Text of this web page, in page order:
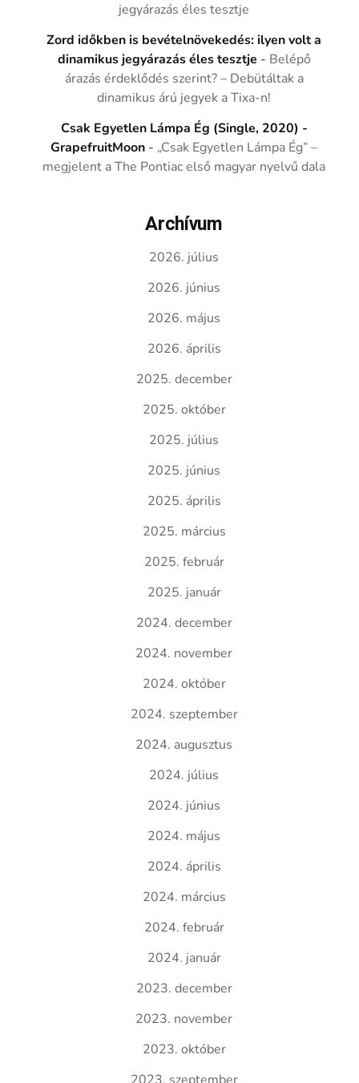
jegyárazás éles tesztje
Zord időkben is bevételnövekedés: ilyen volt a
dinamikus jegyárazás éles tesztje - Belépő
árazás érdeklődés szerint? – Debütáltak a
dinamikus árú jegyek a Tixa-n!
Csak Egyetlen Lámpa Ég (Single, 2020) -
GrapefruitMoon - „Csak Egyetlen Lámpa Ég” –
megjelent a The Pontiac első magyar nyelvű dala
Archívum
2026. július
2026. június
2026. május
2026. április
2025. december
2025. október
2025. július
2025. június
2025. április
2025. március
2025. február
2025. január
2024. december
2024. november
2024. október
2024. szeptember
2024. augusztus
2024. július
2024. június
2024. május
2024. április
2024. március
2024. február
2024. január
2023. december
2023. november
2023. október